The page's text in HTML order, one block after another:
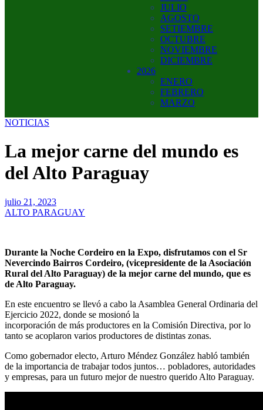
JULIO
AGOSTO
SETIEMBRE
OCTUBRE
NOVIEMBRE
DICIEMBRE
2026
ENERO
FEBRERO
MARZO
NOTICIAS
La mejor carne del mundo es
del Alto Paraguay
julio 21, 2023
ALTO PARAGUAY
Durante la Noche Cordeiro en la Expo, disfrutamos con el Sr
Nevercindo Bairros Cordeiro, (vicepresidente de la Asociación
Rural del Alto Paraguay) de la mejor carne del mundo, que es
de Alto Paraguay.
En este encuentro se llevó a cabo la Asamblea General Ordinaria del
Ejercicio 2022, donde se mosionó la
incorporación de más productores en la Comisión Directiva, por lo
tanto se acoplaron varios productores de distintas zonas.
Como gobernador electo, Arturo Méndez González habló también
de la importancia de trabajar todos juntos… pobladores, autoridades
y empresas, para un futuro mejor de nuestro querido Alto Paraguay.